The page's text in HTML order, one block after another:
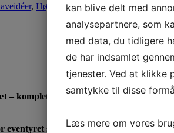
, Højtider ,Nyheder 2026, Små
komplet med krone, sommerfugl,
eventyret smager sødt!
kan blive delt med
analysepartnere, som
med data, du tidligere
de har indsamlet
tjenester. Ved at klikke
samtykke til disse
Læs mere om vores